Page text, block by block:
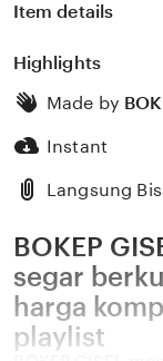
Item details
Highlights
Made by
Instant
Langsung
BOKEP
segar
harga
playlist